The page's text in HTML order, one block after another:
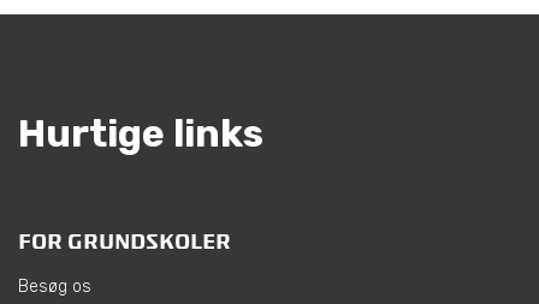
Hurtige links
FOR GRUNDSKOLER
Besøg os